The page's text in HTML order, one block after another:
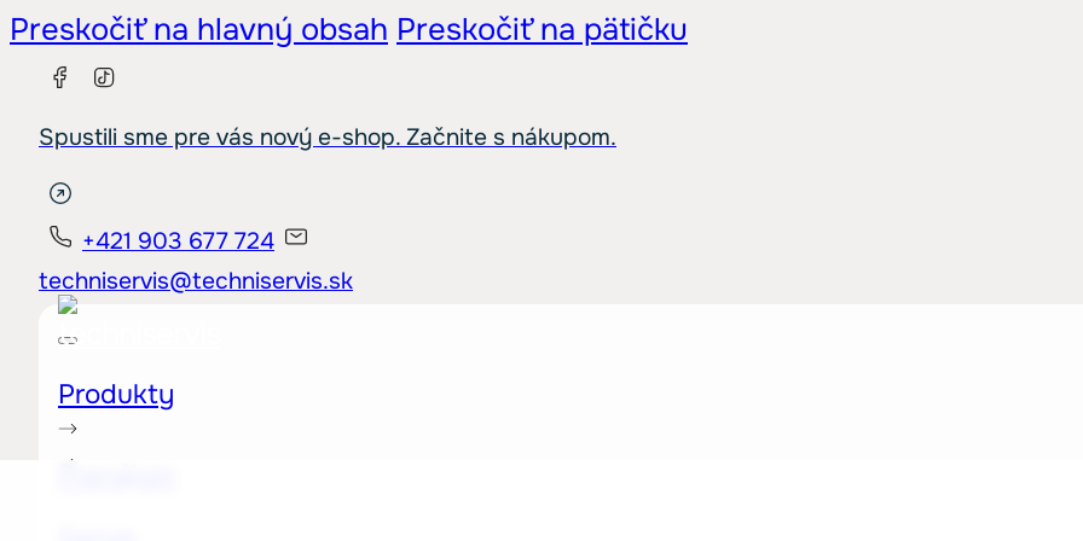
Preskočiť na hlavný obsah Preskočiť na pätičku
Spustili sme pre vás nový e-shop. Začnite s nákupom.
+421 903 677 724
techniservis@techniservis.sk
Produkty